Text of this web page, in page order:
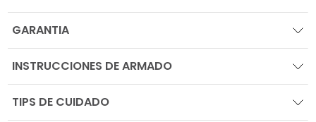
GARANTIA
INSTRUCCIONES DE ARMADO
TIPS DE CUIDADO